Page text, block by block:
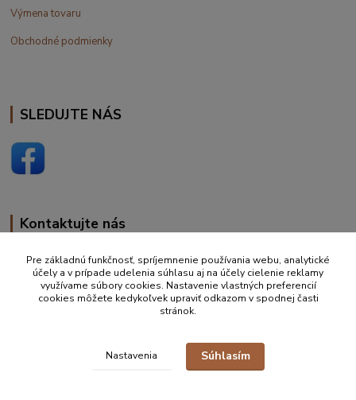
Výmena tovaru
Obchodné podmienky
SLEDUJTE NÁS
Kontaktujte nás
+420 777 610 855
info@vakynaspanie.sk
Pre základnú funkčnosť, spríjemnenie používania webu, analytické
účely a v prípade udelenia súhlasu aj na účely cielenie reklamy
využívame súbory cookies. Nastavenie vlastných preferencií
cookies môžete kedykoľvek upraviť odkazom v spodnej časti
stránok.
Nastavenia Súhlasím